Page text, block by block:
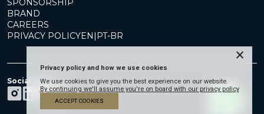
SPONSORSHIP
BRAND
CAREERS
PRIVACY POLICYEN PT-BR
Social Media
Privacy policy and how we use cookies
We use cookies to give you the best experience on our website.
By continuing we'll assume you're on board with our privacy policy
ACCEPT COOKIES
×